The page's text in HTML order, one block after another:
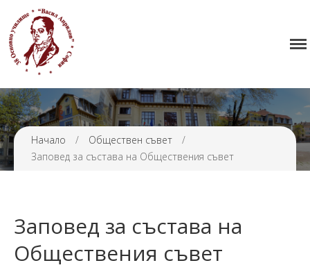
Нормативна уредба
Прием
Проекти и дейности
Седмично разписание
Начало / Обществен съвет
/
Заповед за състава на Обществения съвет
Заповед за състава на
Обществения съвет